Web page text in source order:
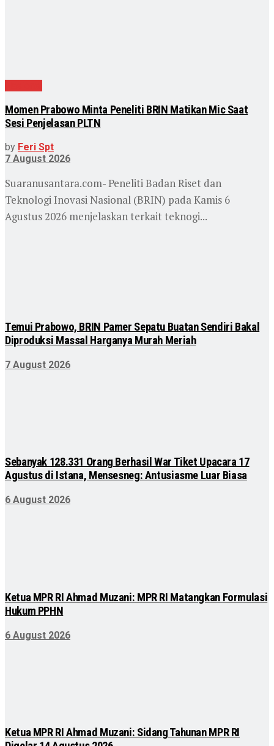
Momen Prabowo Minta Peneliti BRIN Matikan Mic Saat
Sesi Penjelasan PLTN
by Feri Spt
7 August 2026
Suaranusantara.com- Peneliti Badan Riset dan
Teknologi Inovasi Nasional (BRIN) pada Kamis 6
Agustus 2026 menjelaskan terkait teknogi...
Temui Prabowo, BRIN Pamer Sepatu Buatan Sendiri Bakal
Diproduksi Massal Harganya Murah Meriah
7 August 2026
Sebanyak 128.331 Orang Berhasil War Tiket Upacara 17
Agustus di Istana, Mensesneg: Antusiasme Luar Biasa
6 August 2026
Ketua MPR RI Ahmad Muzani: MPR RI Matangkan Formulasi
Hukum PPHN
6 August 2026
Ketua MPR RI Ahmad Muzani: Sidang Tahunan MPR RI